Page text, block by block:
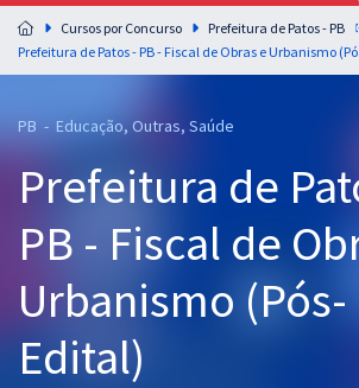
Preparação completa e intensiva para as principais
residências em saúde do Brasil
Cursos 20% OFF
Pós
Graduação
OAB
Cursos por Concurso
Prefeitura de Patos - PB
PB - Educação, Outras, Saúde
Prefeitura de
PB - Fiscal de
Urbanismo (Pós-
Edital)